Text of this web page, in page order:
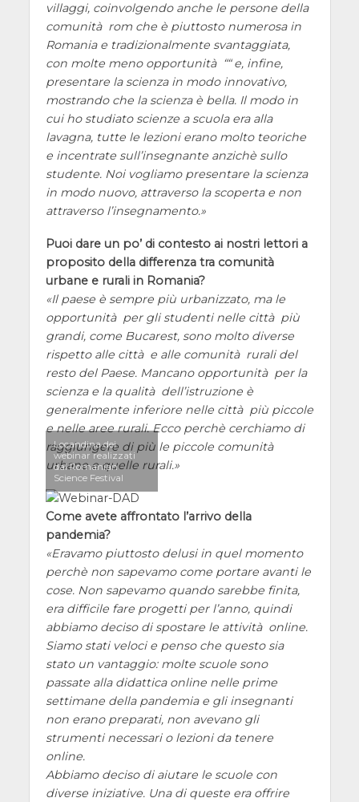
villaggi, coinvolgendo anche le persone della
comunità rom che è piuttosto numerosa in
Romania e tradizionalmente svantaggiata,
con molte meno opportunità ““ e, infine,
presentare la scienza in modo innovativo,
mostrando che la scienza è bella. Il modo in
cui ho studiato scienze a scuola era alla
lavagna, tutte le lezioni erano molto teoriche
e incentrate sull’insegnante anzichè sullo
studente. Noi vogliamo presentare la scienza
in modo nuovo, attraverso la scoperta e non
attraverso l’insegnamento.
Puoi dare un po’ di contesto ai nostri lettori a
proposito della differenza tra comunità
urbane e rurali in Romania?
Il paese è sempre più urbanizzato, ma le
opportunità per gli studenti nelle città più
grandi, come Bucarest, sono molto diverse
rispetto alle città e alle comunità rurali del
resto del Paese. Mancano opportunità per la
scienza e la qualità dell’istruzione è
generalmente inferiore nelle città più piccole
e nelle aree rurali. Ecco perchè cerchiamo di
raggiungere di più le piccole comunità
urbane e quelle rurali.
Locandina dei
webinar realizzati
dal Romanian
Science Festival
Come avete affrontato l’arrivo della
pandemia?
Eravamo piuttosto delusi in quel momento
perchè non sapevamo come portare avanti le
cose. Non sapevamo quando sarebbe finita,
era difficile fare progetti per l’anno, quindi
abbiamo deciso di spostare le attività online.
Siamo stati veloci e penso che questo sia
stato un vantaggio: molte scuole sono
passate alla didattica online nelle prime
settimane della pandemia e gli insegnanti
non erano preparati, non avevano gli
strumenti necessari o lezioni da tenere
online.
Abbiamo deciso di aiutare le scuole con
diverse iniziative. Una di queste era offrire